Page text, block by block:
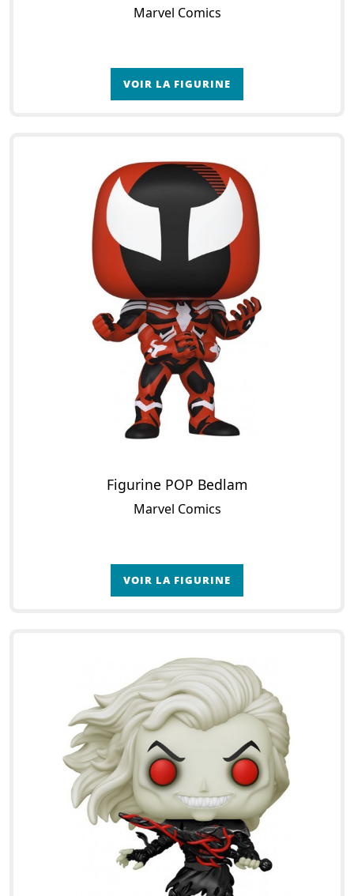
Marvel Comics
VOIR LA FIGURINE
Figurine POP Bedlam
Marvel Comics
VOIR LA FIGURINE